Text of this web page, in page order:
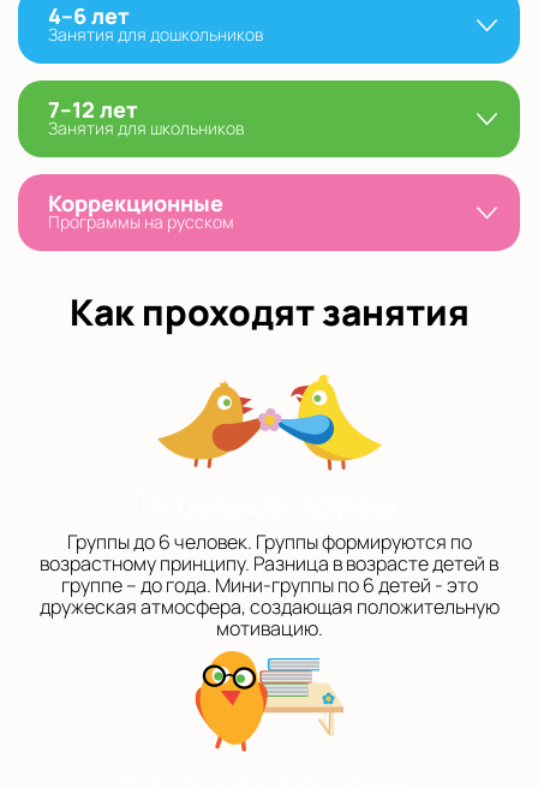
4–6 лет
Занятия для дошкольников
7–12 лет
Занятия для школьников
Коррекционные
Программы на русском
Как проходят занятия
Группы до 6 человек. Группы формируются по
возрастному принципу. Разница в возрасте детей в
группе – до года. Мини-группы по 6 детей - это
дружеская атмосфера, создающая положительную
мотивацию.